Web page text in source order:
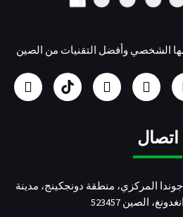
الشخصي وأفضل التقنيات من الصين
م
و
ق
Y
o
u
T
u
b
ي
ن
ك
ا
ل
ش
م
ت
و
ي
اتصال
طريق جوندا المركزي، منطقة دونجكينج، مدينة
الصين 523457